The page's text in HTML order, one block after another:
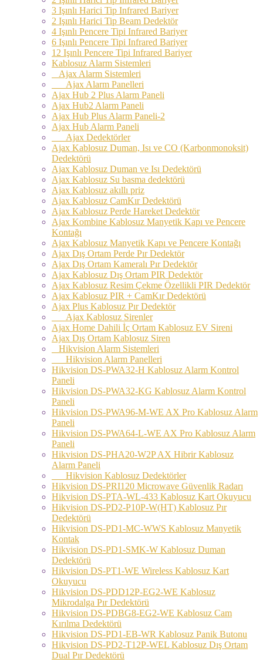
3 Işınlı Harici Tip Infrared Bariyer
2 Işınlı Harici Tip Beam Dedektör
4 Işınlı Pencere Tipi Infrared Bariyer
6 Işınlı Pencere Tipi Infrared Bariyer
12 Işınlı Pencere Tipi Infrared Bariyer
Kablosuz Alarm Sistemleri
Ajax Alarm Sistemleri
Ajax Alarm Panelleri
Ajax Hub 2 Plus Alarm Paneli
Ajax Hub2 Alarm Paneli
Ajax Hub Plus Alarm Paneli-2
Ajax Hub Alarm Paneli
Ajax Dedektörler
Ajax Kablosuz Duman, Isı ve CO (Karbonmonoksit)
Dedektörü
Ajax Kablosuz Duman ve Isı Dedektörü
Ajax Kablosuz Su basma dedektörü
Ajax Kablosuz akıllı priz
Ajax Kablosuz CamKır Dedektörü
Ajax Kablosuz Perde Hareket Dedektör
Ajax Kombine Kablosuz Manyetik Kapı ve Pencere
Kontağı
Ajax Kablosuz Manyetik Kapı ve Pencere Kontağı
Ajax Dış Ortam Perde Pır Dedektör
Ajax Dış Ortam Kameralı Pır Dedektör
Ajax Kablosuz Dış Ortam PIR Dedektör
Ajax Kablosuz Resim Çekme Özellikli PIR Dedektör
Ajax Kablosuz PIR + CamKır Dedektörü
Ajax Plus Kablosuz Pır Dedektör
Ajax Kablosuz Sirenler
Ajax Home Dahili İç Ortam Kablosuz EV Sireni
Ajax Dış Ortam Kablosuz Siren
Hikvision Alarm Sistemleri
Hikvision Alarm Panelleri
Hikvision DS-PWA32-H Kablosuz Alarm Kontrol
Paneli
Hikvision DS-PWA32-KG Kablosuz Alarm Kontrol
Paneli
Hikvision DS-PWA96-M-WE AX Pro Kablosuz Alarm
Paneli
Hikvision DS-PWA64-L-WE AX Pro Kablosuz Alarm
Paneli
Hikvision DS-PHA20-W2P AX Hibrir Kablosuz
Alarm Paneli
Hikvision Kablosuz Dedektörler
Hikvision DS-PRI120 Microwave Güvenlik Radarı
Hikvision DS-PTA-WL-433 Kablosuz Kart Okuyucu
Hikvision DS-PD2-P10P-W(HT) Kablosuz Pır
Dedektörü
Hikvision DS-PD1-MC-WWS Kablosuz Manyetik
Kontak
Hikvision DS-PD1-SMK-W Kablosuz Duman
Dedektörü
Hikvision DS-PT1-WE Wireless Kablosuz Kart
Okuyucu
Hikvision DS-PDD12P-EG2-WE Kablosuz
Mikrodalga Pır Dedektörü
Hikvision DS-PDBG8-EG2-WE Kablosuz Cam
Kırılma Dedektörü
Hikvision DS-PD1-EB-WR Kablosuz Panik Butonu
Hikvision DS-PD2-T12P-WEL Kablosuz Dış Ortam
Dual Pır Dedektörü